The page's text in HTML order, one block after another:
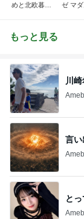
めと北欧暮ら
ゼ マダ
もっと見る
川
言い
と